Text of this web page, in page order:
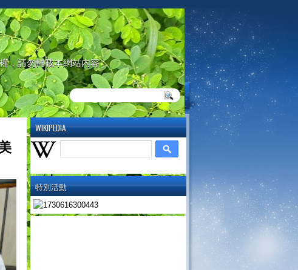
，請勿轉載本網站內容
WIKIPEDIA
特別活動